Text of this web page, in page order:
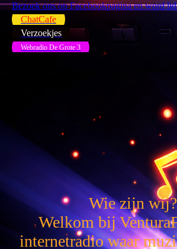
Bezoek ons op Facebookpagina en word
ChatCafe
Verzoekjes
Webradio De Grote 3
Wie zijn wij?
Welkom bij
internetradio waar